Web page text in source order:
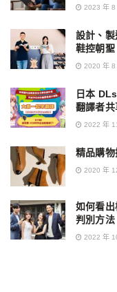
2023 年 8
設計、
鞋控朝聖
2020 年 8
日本
翻譯者共
2022 年
精品購
2020 年
如何看
判別方法
2022 年